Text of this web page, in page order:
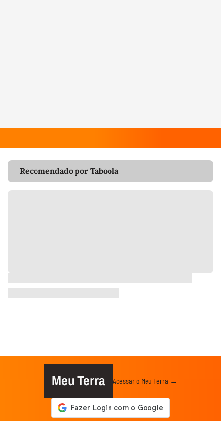
Recomendado por Taboola
Meu Terra Acessar o Meu Terra →